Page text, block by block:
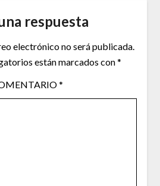
respuesta
electrónico no será publicada.
están marcados con*
*